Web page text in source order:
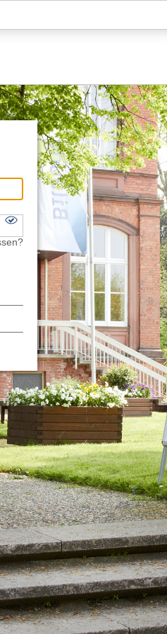
Hauptnavigation